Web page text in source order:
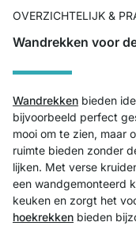
OVERZICHTELIJK &
Wandrekken voor
Wandrekken bieden
bijvoorbeeld perfect
mooi om te zien, maar
ruimte bieden zonder
lijken. Met verse
een wandgemonteerd
keuken en zorgt het
hoekrekken bieden